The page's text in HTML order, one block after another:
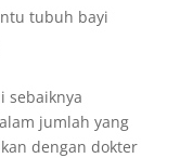
tubuh bayi
sebaiknya
jumlah yang
dengan dokter